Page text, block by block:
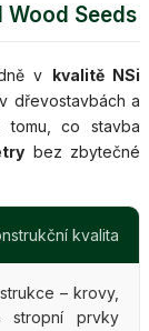
Wood Seeds
v kvalitě NSi
dřevostavbách a
tomu, co stavba
bez zbytečné
kvalita
– krovy,
stropní prvky